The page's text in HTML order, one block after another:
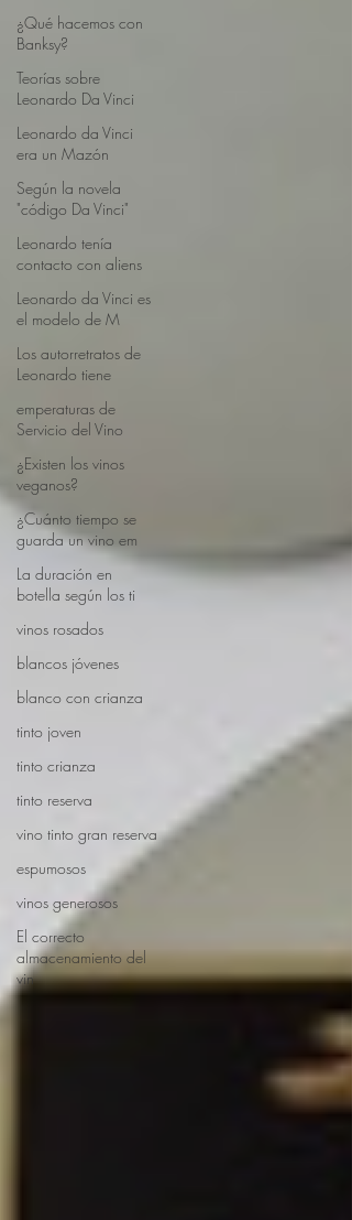
¿Qué hacemos con
Banksy?
Teorías sobre
Leonardo Da Vinci
Leonardo da Vinci
era un Mazón
Según la novela
"código Da Vinci"
Leonardo tenía
contacto con aliens
Leonardo da Vinci es
el modelo de M
Los autorretratos de
Leonardo tiene
emperaturas de
Servicio del Vino
¿Existen los vinos
veganos?
¿Cuánto tiempo se
guarda un vino em
La duración en
botella según los ti
vinos rosados
blancos jóvenes
blanco con crianza
tinto joven
tinto crianza
tinto reserva
vino tinto gran reserva
espumosos
vinos generosos
El correcto
almacenamiento del
vin